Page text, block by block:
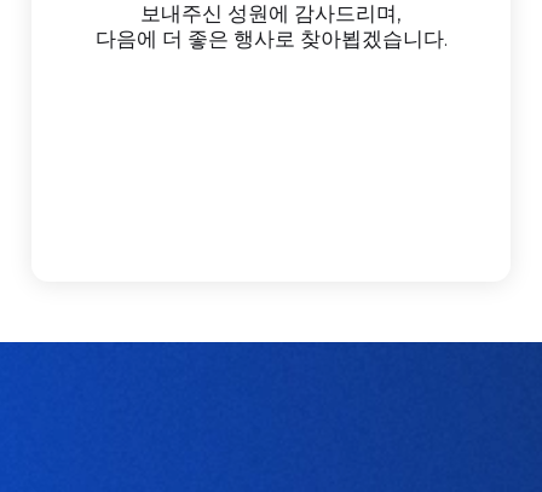
보내주신 성원에 감사드리며,
다음에 더 좋은 행사로 찾아뵙겠습니다.